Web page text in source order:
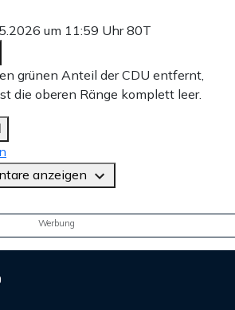
um 11:59 Uhr80T
grünen Anteil der CDU entfernt,
die oberen Ränge komplett leer.
anzeigen
Werbung